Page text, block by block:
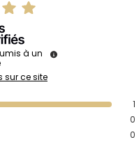
à un
sur ce site
1
0
0